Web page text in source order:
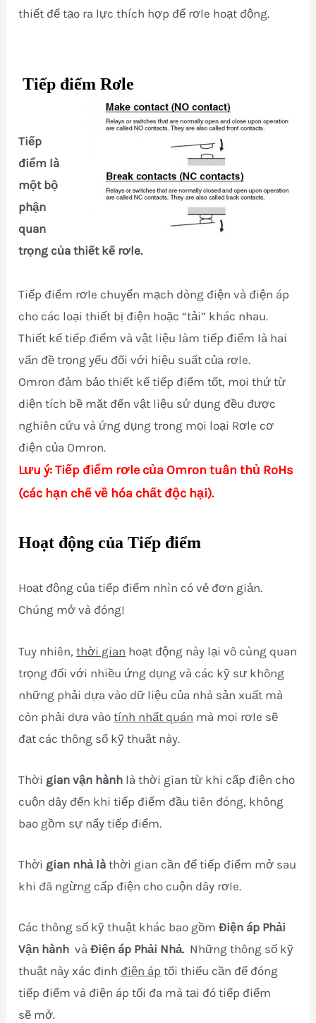
thiết để tạo ra lực thích hợp để rơle hoạt động.
Tiếp điểm Rơle
Tiếp
điểm là
một bộ
phận
quan
trọng của thiết kế rơle.
Tiếp điểm rơle chuyển mạch dòng điện và điện áp
cho các loại thiết bị điện hoặc “tải” khác nhau.
Thiết kế tiếp điểm và vật liệu làm tiếp điểm là hai
vấn đề trọng yếu đối với hiệu suất của rơle.
Omron đảm bảo thiết kế tiếp điểm tốt, mọi thứ từ
diện tích bề mặt đến vật liệu sử dụng đều được
nghiên cứu và ứng dụng trong mọi loại Rơle cơ
điện của Omron.
Lưu ý: Tiếp điểm rơle của Omron tuân thủ RoHs
(các hạn chế về hóa chất độc hại).
Hoạt động của Tiếp điểm
Hoạt động của tiếp điểm nhìn có vẻ đơn giản.
Chúng mở và đóng!
Tuy nhiên,thời gian hoạt động này lại vô cùng quan
trọng đối với nhiều ứng dụng và các kỹ sư không
những phải dựa vào dữ liệu của nhà sản xuất mà
còn phải dựa vàotính nhất quán mà mọi rơle sẽ
đạt các thông số kỹ thuật này.
Thời gian vận hành là thời gian từ khi cấp điện cho
cuộn dây đến khi tiếp điểm đầu tiên đóng, không
bao gồm sự nẩy tiếp điểm.
Thời gian nhả làthời gian cần để tiếp điểm mở sau
khi đã ngừng cấp điện cho cuộn dây rơle.
Các thông số kỹ thuật khác bao gồmĐiện áp Phải
Vận hành vàĐiện áp Phải Nhả. Những thông số kỹ
thuật này xác định điện áp tối thiểu cần để đóng
tiếp điểm và điện áp tối đa mà tại đó tiếp điểm
sẽ mở.